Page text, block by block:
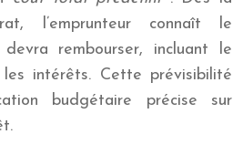
l’emprunteur connaît le
rembourser, incluant le
intérêts. Cette prévisibilité
budgétaire précise sur